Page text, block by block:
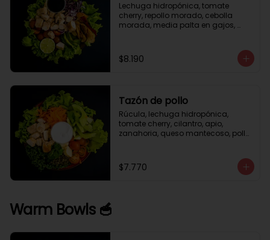
Lechuga hidropónica, tomate
cherry, repollo morado, cebolla
morada, media palta en gajos,
$8.190
Tazón de pollo
Rúcula, lechuga hidropónica,
tomate cherry, cilantro, apio,
zanahoria, queso mantecoso, pollo
$7.770
Warm Bowls 🥣